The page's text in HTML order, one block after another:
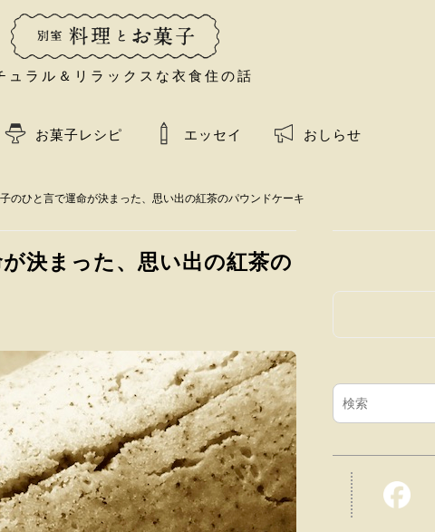
ュラル＆リラックスな衣食住の話
お菓子レシピ エッセイ おしらせ
のひと言で運命が決まった、思い出の紅茶のパウンドケーキ
決まった、思い出の紅茶の